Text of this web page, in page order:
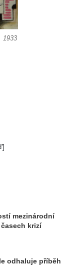
1933
mezinárodní
krizí
odhaluje příběh